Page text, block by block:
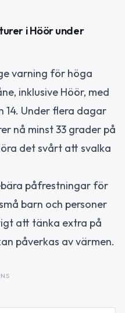
i Höör under
varning för höga
inklusive Höör, med
14. Under flera dagar
nå minst 33 grader på
det svårt att svalka
påfrestningar för
barn och personer
att tänka extra på
påverkas av värmen.